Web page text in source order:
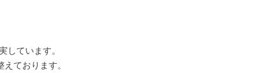
ています。
ております。